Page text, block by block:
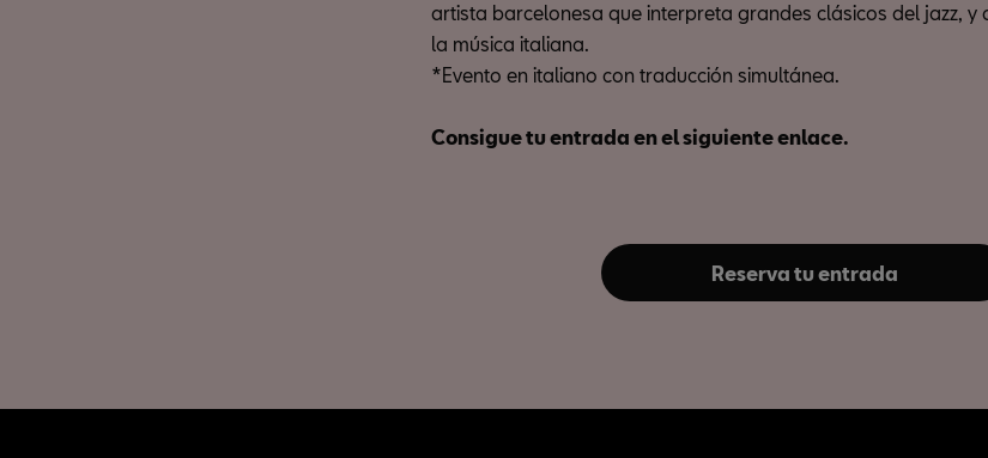
artista barcelonesa que interpreta grandes clásicos del jazz, y
la música italiana.
*Evento en italiano con traducción simultánea.
Consigue tu entrada en el siguiente enlace.
Reserva tu entrada